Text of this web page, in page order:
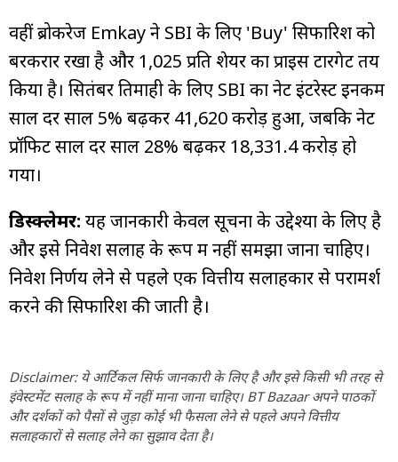
वहीं ब्रोकरेज Emkay ने SBI के लिए 'Buy' सिफारिश को
बरकरार रखा है और ₹1,025 प्रति शेयर का प्राइस टारगेट तय
किया है। सितंबर तिमाही के लिए SBI का नेट इंटरेस्ट इनकम
साल दर साल 5% बढ़कर ₹41,620 करोड़ हुआ, जबकि नेट
प्रॉफिट साल दर साल 28% बढ़कर ₹18,331.4 करोड़ हो
गया।
डिस्क्लेमर: यह जानकारी केवल सूचना के उद्देश्यों के लिए है
और इसे निवेश सलाह के रूप में नहीं समझा जाना चाहिए।
निवेश निर्णय लेने से पहले एक वित्तीय सलाहकार से परामर्श
करने की सिफारिश की जाती है।
Disclaimer: ये आर्टिकल सिर्फ जानकारी के लिए है और इसे किसी भी तरह से
इंवेस्टमेंट सलाह के रूप में नहीं माना जाना चाहिए। BT Bazaar अपने पाठकों
और दर्शकों को पैसों से जुड़ा कोई भी फैसला लेने से पहले अपने वित्तीय
सलाहकारों से सलाह लेने का सुझाव देता है।